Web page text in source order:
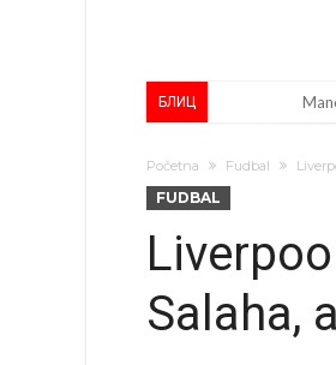
БЛИЦ
Početna Fudbal
FUDBAL
Salaha,